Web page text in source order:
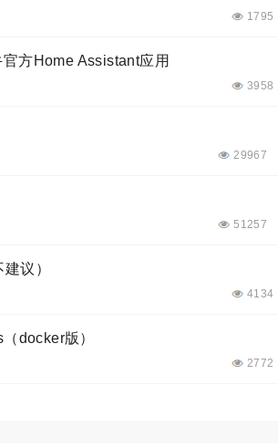
1795
方Home Assistant应用
3958
29967
51257
议）
4134
docker版）
2772